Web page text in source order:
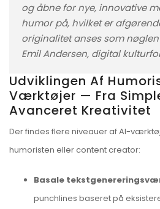
og åbne for nye, innovative
humor på, hvilket er
originalitet anses som nøglen
Emil Andersen, digital
Udviklingen Af
Værktøjer — Fra
Avanceret Kreativitet
Der findes flere niveauer af AI-
humoristen eller content creator:
Basale
punchlines baseret på